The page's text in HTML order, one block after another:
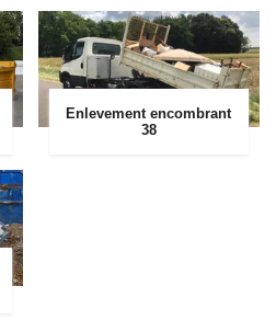
Enlevement encombrant
38